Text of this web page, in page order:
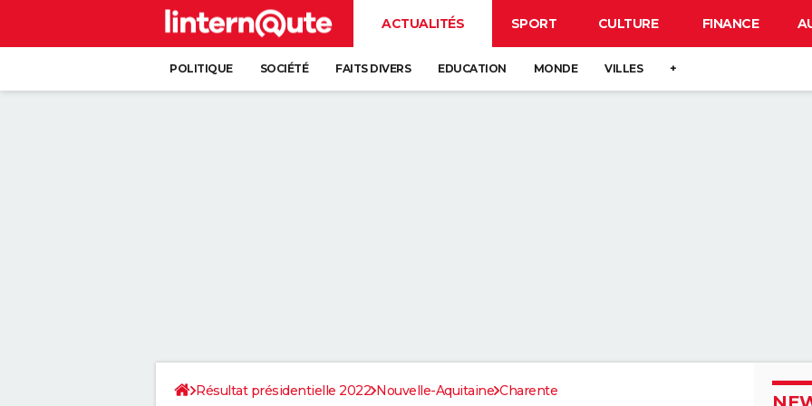
ACTUALITÉS SPORT CULTURE FINANCE
POLITIQUE SOCIÉTÉ FAITS DIVERS EDUCATION MONDE VILLES +
Résultat présidentielle 2022 Nouvelle-Aquitaine Charente